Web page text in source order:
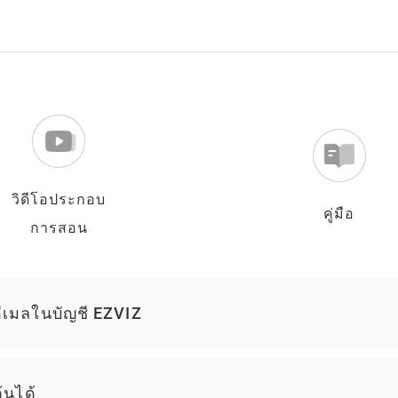
วิดีโอประกอบ
การสอน
คู่มือ
มลในบัญชี EZVIZ
นได้